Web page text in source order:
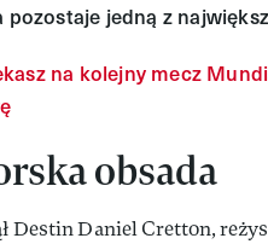
jedną z
na kolejny mecz
obsada
Destin Daniel Cretton,